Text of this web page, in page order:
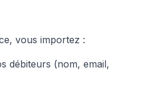
vous importez :
débiteurs (nom, email,